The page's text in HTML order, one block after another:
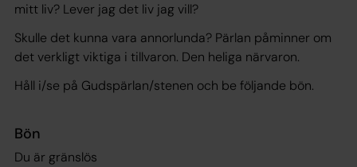
mitt liv? Lever jag det liv jag vill?
Skulle det kunna vara annorlunda? Pärlan påminner om
det verkligt viktiga i tillvaron. Den heliga närvaron.
Håll i/se på Gudspärlan/stenen och be följande bön.
Bön
Du är gränslös